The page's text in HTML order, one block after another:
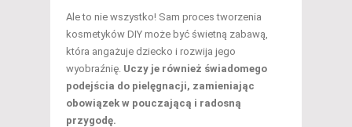
Ale to nie wszystko! Sam proces tworzenia
kosmetyków DIY może być świetną zabawą,
która angażuje dziecko i rozwija jego
wyobraźnię. Uczy je również świadomego
podejścia do pielęgnacji, zamieniając
obowiązek w pouczającą i radosną
przygodę.